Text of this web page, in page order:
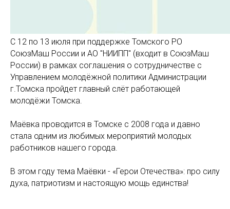
С 12 по 13 июля при поддержке Томского РО
СоюзМаш России и АО "НИИПП" (входит в СоюзМаш
России) в рамках соглашения о сотрудничестве с
Управлением молодёжной политики Администрации
г.Томска пройдет главный слёт работающей
молодёжи Томска.
Маёвка проводится в Томске с 2008 года и давно
стала одним из любимых мероприятий молодых
работников нашего города.
В этом году тема Маёвки - «Герои Отечества»: про силу
духа, патриотизм и настоящую мощь единства!